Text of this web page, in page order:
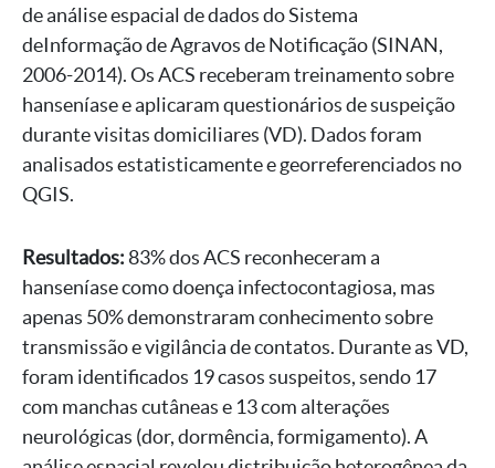
de análise espacial de dados do Sistema
deInformação de Agravos de Notificação (SINAN,
2006-2014). Os ACS receberam treinamento sobre
hanseníase e aplicaram questionários de suspeição
durante visitas domiciliares (VD). Dados foram
analisados estatisticamente e georreferenciados no
QGIS.
Resultados:83% dos ACS reconheceram a
hanseníase como doença infectocontagiosa, mas
apenas 50% demonstraram conhecimento sobre
transmissão e vigilância de contatos. Durante as VD,
foram identificados 19 casos suspeitos, sendo 17
com manchas cutâneas e 13 com alterações
neurológicas (dor, dormência, formigamento). A